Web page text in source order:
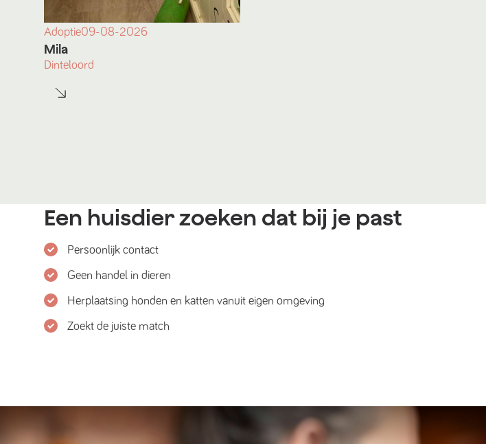
Adoptie09-08-2026
Mila
Dinteloord
Een huisdier zoeken dat bij je past
Persoonlijk contact
Geen handel in dieren
Herplaatsing honden en katten vanuit eigen omgeving
Zoekt de juiste match